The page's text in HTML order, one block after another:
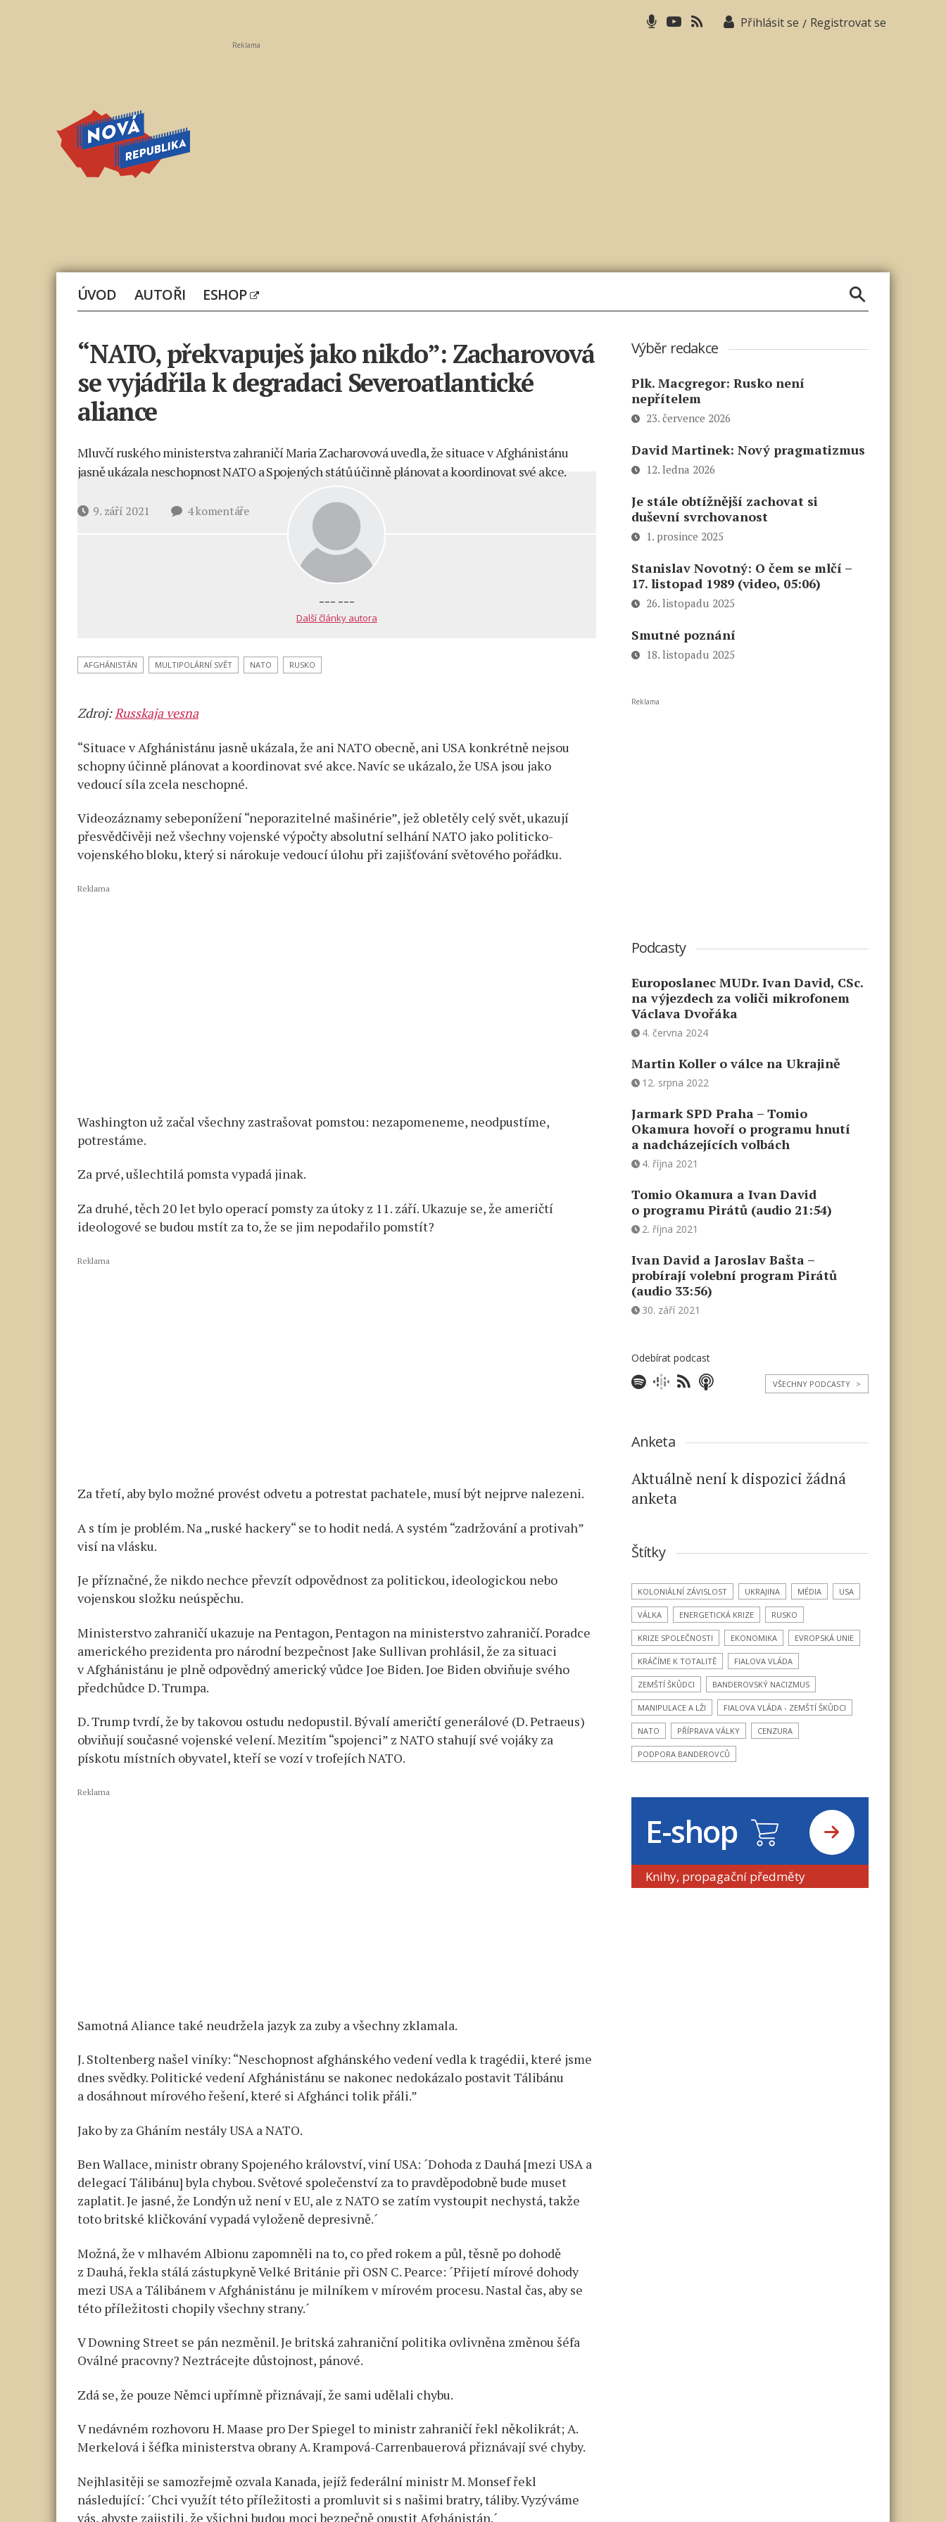
Přihlásit se / Registrovat se
Reklama
ÚVOD AUTOŘI ESHOP
“NATO, překvapuješ jako nikdo”: Zacharovová
se vyjádřila k degradaci Severoatlantické
aliance
Mluvčí ruského ministerstva zahraničí Maria Zacharovová uvedla, že situace v Afghánistánu
jasně ukázala neschopnost NATO a Spojených států účinně plánovat a koordinovat své akce.
Datum9. září 2021 4 komentářeu
se
--- ---
Další články autora
AFGHÁNISTÁN MULTIPOLÁRNÍ SVĚT NATO RUSKO
Zdroj:Russkaja vesna
“Situace v Afghánistánu jasně ukázala, že ani NATO obecně, ani USA konkrétně nejsou
schopny účinně plánovat a koordinovat své akce. Navíc se ukázalo, že USA jsou jako
vedoucí síla zcela neschopné.
Videozáznamy sebeponížení “neporazitelné mašinérie”, jež obletěly celý svět, ukazují
přesvědčivěji než všechny vojenské výpočty absolutní selhání NATO jako politicko-
vojenského bloku, který si nárokuje vedoucí úlohu při zajišťování světového pořádku.
Reklama
Washington už začal všechny zastrašovat pomstou: nezapomeneme, neodpustíme,
potrestáme.
Za prvé, ušlechtilá pomsta vypadá jinak.
Za druhé, těch 20 let bylo operací pomsty za útoky z 11. září. Ukazuje se, že američtí
ideologové se budou mstít za to, že se jim nepodařilo pomstít?
Reklama
Za třetí, aby bylo možné provést odvetu a potrestat pachatele, musí být nejprve nalezeni.
A s tím je problém. Na „ruské hackery“ se to hodit nedá. A systém “zadržování a protivah”
visí na vlásku.
Je příznačné, že nikdo nechce převzít odpovědnost za politickou, ideologickou nebo
vojenskou složku neúspěchu.
Ministerstvo zahraničí ukazuje na Pentagon, Pentagon na ministerstvo zahraničí. Poradce
amerického prezidenta pro národní bezpečnost Jake Sullivan prohlásil, že za situaci
v Afghánistánu je plně odpovědný americký vůdce Joe Biden. Joe Biden obviňuje svého
předchůdce D. Trumpa.
D. Trump tvrdí, že by takovou ostudu nedopustil. Bývalí američtí generálové (D. Petraeus)
obviňují současné vojenské velení. Mezitím “spojenci” z NATO stahují své vojáky za
pískotu místních obyvatel, kteří se vozí v trofejích NATO.
Reklama
Samotná Aliance také neudržela jazyk za zuby a všechny zklamala.
J. Stoltenberg našel viníky: “Neschopnost afghánského vedení vedla k tragédii, které jsme
dnes svědky. Politické vedení Afghánistánu se nakonec nedokázalo postavit Tálibánu
a dosáhnout mírového řešení, které si Afghánci tolik přáli.”
Jako by za Gháním nestály USA a NATO.
Ben Wallace, ministr obrany Spojeného království, viní USA: ´Dohoda z Dauhá [mezi USA a
delegací Tálibánu] byla chybou. Světové společenství za to pravděpodobně bude muset
zaplatit. Je jasné, že Londýn už není v EU, ale z NATO se zatím vystoupit nechystá, takže
toto britské kličkování vypadá vyloženě depresivně.´
Možná, že v mlhavém Albionu zapomněli na to, co před rokem a půl, těsně po dohodě
z Dauhá, řekla stálá zástupkyně Velké Británie při OSN C. Pearce: ´Přijetí mírové dohody
mezi USA a Tálibánem v Afghánistánu je milníkem v mírovém procesu. Nastal čas, aby se
této příležitosti chopily všechny strany.´
V Downing Street se pán nezměnil. Je britská zahraniční politika ovlivněna změnou šéfa
Oválné pracovny? Neztrácejte důstojnost, pánové.
Zdá se, že pouze Němci upřímně přiznávají, že sami udělali chybu.
V nedávném rozhovoru H. Maase pro Der Spiegel to ministr zahraničí řekl několikrát; A.
Merkelová i šéfka ministerstva obrany A. Krampová-Carrenbauerová přiznávají své chyby.
Nejhlasitěji se samozřejmě ozvala Kanada, jejíž federální ministr M. Monsef řekl
následující: ´Chci využít této příležitosti a promluvit si s našimi bratry, táliby. Vyzýváme
vás, abyste zajistili, že všichni budou moci bezpečně opustit Afghánistán.´
Výběr redakce
Plk. Macgregor: Rusko není
nepřítelem
23. července 2026
David Martinek: Nový pragmatizmus
12. ledna 2026
Je stále obtížnější zachovat si
duševní svrchovanost
1. prosince 2025
Stanislav Novotný: O čem se mlčí –
17. listopad 1989 (video, 05:06)
26. listopadu 2025
Smutné poznání
18. listopadu 2025
Reklama
Podcasty
Europoslanec MUDr. Ivan David, CSc.
na výjezdech za voliči mikrofonem
Václava Dvořáka
4. června 2024
Martin Koller o válce na Ukrajině
12. srpna 2022
Jarmark SPD Praha – Tomio
Okamura hovoří o programu hnutí
a nadcházejících volbách
4. října 2021
Tomio Okamura a Ivan David
o programu Pirátů (audio 21:54)
2. října 2021
Ivan David a Jaroslav Bašta –
probírají volební program Pirátů
(audio 33:56)
30. září 2021
Odebírat podcast
VŠECHNY PODCASTY >
Anketa
Aktuálně není k dispozici žádná
anketa
Štítky
KOLONIÁLNÍ ZÁVISLOST UKRAJINA MÉDIA USA
VÁLKA ENERGETICKÁ KRIZE RUSKO
KRIZE SPOLEČNOSTI EKONOMIKA EVROPSKÁ UNIE
KRÁČÍME K TOTALITĚ FIALOVA VLÁDA
ZEMŠTÍ ŠKŮDCI BANDEROVSKÝ NACIZMUS
MANIPULACE A LŽI FIALOVA VLÁDA - ZEMŠTÍ ŠKŮDCI
NATO PŘÍPRAVA VÁLKY CENZURA
PODPORA BANDEROVCŮ
E-shop
Knihy, propagační předměty